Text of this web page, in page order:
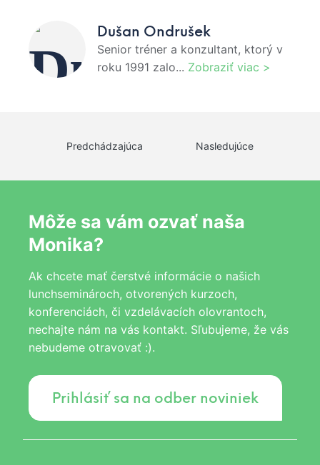
Dušan Ondrušek
Senior tréner a konzultant, ktorý v
roku 1991 zalo... Zobraziť viac >
Predchádzajúca Nasledujúce
Môže sa vám ozvať naša
Monika?
Ak chcete mať čerstvé informácie o našich
lunchseminároch, otvorených kurzoch,
konferenciách, či vzdelávacích olovrantoch,
nechajte nám na vás kontakt. Sľubujeme, že vás
nebudeme otravovať :).
Prihlásiť sa na odber noviniek